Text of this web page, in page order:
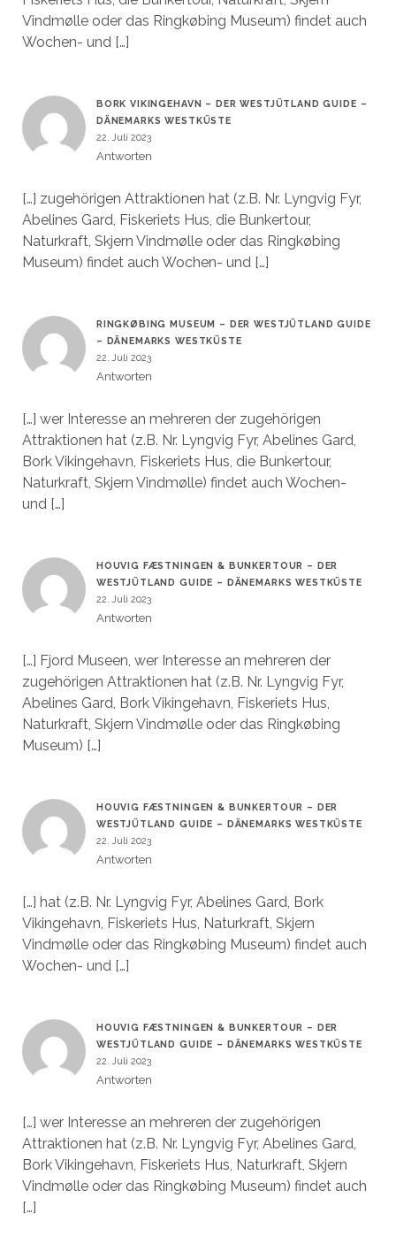
Vindmølle oder das Ringkøbing Museum) findet auch
Wochen- und […]
BORK VIKINGEHAVN – DER WESTJÜTLAND GUIDE –
DÄNEMARKS WESTKÜSTE
22. Juli 2023
Antworten
[…] zugehörigen Attraktionen hat (z.B. Nr. Lyngvig Fyr,
Abelines Gard, Fiskeriets Hus, die Bunkertour,
Naturkraft, Skjern Vindmølle oder das Ringkøbing
Museum) findet auch Wochen- und […]
RINGKØBING MUSEUM – DER WESTJÜTLAND GUIDE
– DÄNEMARKS WESTKÜSTE
22. Juli 2023
Antworten
[…] wer Interesse an mehreren der zugehörigen
Attraktionen hat (z.B. Nr. Lyngvig Fyr, Abelines Gard,
Bork Vikingehavn, Fiskeriets Hus, die Bunkertour,
Naturkraft, Skjern Vindmølle) findet auch Wochen-
und […]
HOUVIG FÆSTNINGEN & BUNKERTOUR – DER
WESTJÜTLAND GUIDE – DÄNEMARKS WESTKÜSTE
22. Juli 2023
Antworten
[…] Fjord Museen, wer Interesse an mehreren der
zugehörigen Attraktionen hat (z.B. Nr. Lyngvig Fyr,
Abelines Gard, Bork Vikingehavn, Fiskeriets Hus,
Naturkraft, Skjern Vindmølle oder das Ringkøbing
Museum) […]
HOUVIG FÆSTNINGEN & BUNKERTOUR – DER
WESTJÜTLAND GUIDE – DÄNEMARKS WESTKÜSTE
22. Juli 2023
Antworten
[…] hat (z.B. Nr. Lyngvig Fyr, Abelines Gard, Bork
Vikingehavn, Fiskeriets Hus, Naturkraft, Skjern
Vindmølle oder das Ringkøbing Museum) findet auch
Wochen- und […]
HOUVIG FÆSTNINGEN & BUNKERTOUR – DER
WESTJÜTLAND GUIDE – DÄNEMARKS WESTKÜSTE
22. Juli 2023
Antworten
[…] wer Interesse an mehreren der zugehörigen
Attraktionen hat (z.B. Nr. Lyngvig Fyr, Abelines Gard,
Bork Vikingehavn, Fiskeriets Hus, Naturkraft, Skjern
Vindmølle oder das Ringkøbing Museum) findet auch
[…]